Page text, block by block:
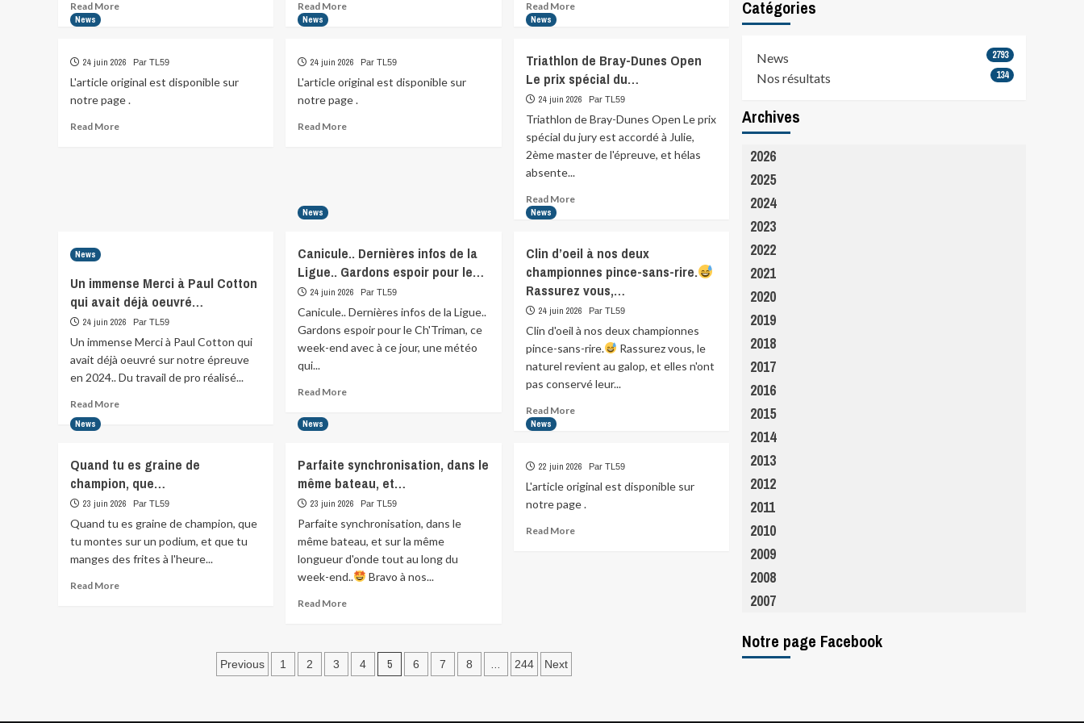
Read MoreRead
Read MoreRead
Read MoreRead
News
24 juin 2026 Par TL59
L'article original est disponible sur
notre page .
Read MoreRead
News
24 juin 2026 Par TL59
L'article original est disponible sur
notre page .
Read MoreRead
News
Triathlon de Bray-Dunes Open
Le prix spécial du…
24 juin 2026 Par TL59
Triathlon de Bray-Dunes Open Le prix
spécial du jury est accordé à Julie,
2ème master de l'épreuve, et hélas
absente...
Read MoreRead
de
Bray-
Dunes
prix
spécial
du…
News
Un immense Merci à Paul Cotton
qui avait déjà oeuvré…
24 juin 2026 Par TL59
Un immense Merci à Paul Cotton qui
avait déjà oeuvré sur notre épreuve
en 2024.. Du travail de pro réalisé...
Read MoreRead
immense
Paul
Cotton
qui
avait
oeuvré…
News
Canicule.. Dernières infos de la
Ligue.. Gardons espoir pour le…
24 juin 2026 Par TL59
Canicule.. Dernières infos de la Ligue..
Gardons espoir pour le Ch'Triman, ce
week-end avec à ce jour, une météo
qui...
Read MoreRead
infos
de
Gardons
espoir
pour
le…
News
Clin d’oeil à nos deux
championnes pince-sans-rire.
Rassurez vous,…
24 juin 2026 Par TL59
Clin d'oeil à nos deux championnes
pince-sans-rire.
Rassurez vous, le
naturel revient au galop, et elles n'ont
pas conservé leur...
Read MoreRead
d’oeil
à
championnes
News
Quand tu es graine de
champion, que…
23 juin 2026 Par TL59
Quand tu es graine de champion, que
tu montes sur un podium, et que tu
manges des frites à l'heure...
Read MoreRead
News
Parfaite synchronisation, dans le
même bateau, et…
23 juin 2026 Par TL59
Parfaite synchronisation, dans le
même bateau, et sur la même
longueur d'onde tout au long du
week-end..
Bravo à nos...
Read MoreRead
synchronisation,
dans
News
22 juin 2026 Par TL59
L'article original est disponible sur
notre page .
Read MoreRead
Pagination
Previous 1 2 3 4 5 6 7 8 … 244 Next
Catégories
News 2793
Nos résultats 134
Archives
2026
2025
2024
2023
2022
2021
2020
2019
2018
2017
2016
2015
2014
2013
2012
2011
2010
2009
2008
2007
Notre page Facebook